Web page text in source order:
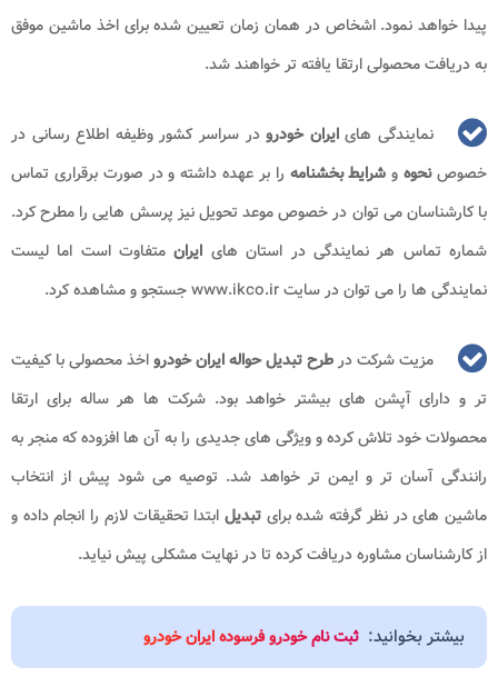
پیدا خواهد نمود. اشخاص در همان زمان تعیین شده برای اخذ ماشین موفق
به دریافت محصولی ارتقا یافته تر خواهند شد.
نمایندگی هایایران خودرودر سراسر کشور وظیفه اطلاع رسانی در
خصوصنحوه و شرایط بخشنامه را بر عهده داشته و در صورت برقراری تماس
با کارشناسان می توان در خصوص موعد تحویل نیز پرسش هایی را مطرح کرد.
شماره تماس هر نمایندگی در استان های ایران متفاوت است اما لیست
نمایندگی ها را می توان در سایت www.ikco.ir جستجو و مشاهده کرد.
مزیت شرکت درطرح تبدیل حواله ایران خودرواخذ محصولی با کیفیت
تر و دارای آپشن های بیشتر خواهد بود. شرکت ها هر ساله برای ارتقا
محصولات خود تلاش کرده و ویژگی های جدیدی را به آن ها افزوده که منجر به
رانندگی آسان تر و ایمن تر خواهد شد. توصیه می شود پیش از انتخاب
ماشین های در نظر گرفته شده برای تبدیل ابتدا تحقیقات لازم را انجام داده و
از کارشناسان مشاوره دریافت کرده تا در نهایت مشکلی پیش نیاید.
بیشتر بخوانید: ثبت نام خودرو فرسوده ایران خودرو